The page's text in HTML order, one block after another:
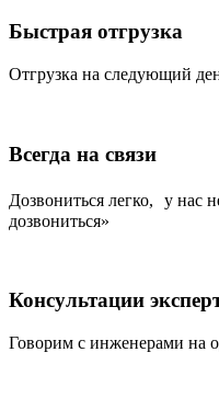
Быстрая отгрузка
Отгрузка на следующий
Всегда на связи
Дозвониться легко, у нас
дозвониться»
Консультации
Говорим с инженерами на